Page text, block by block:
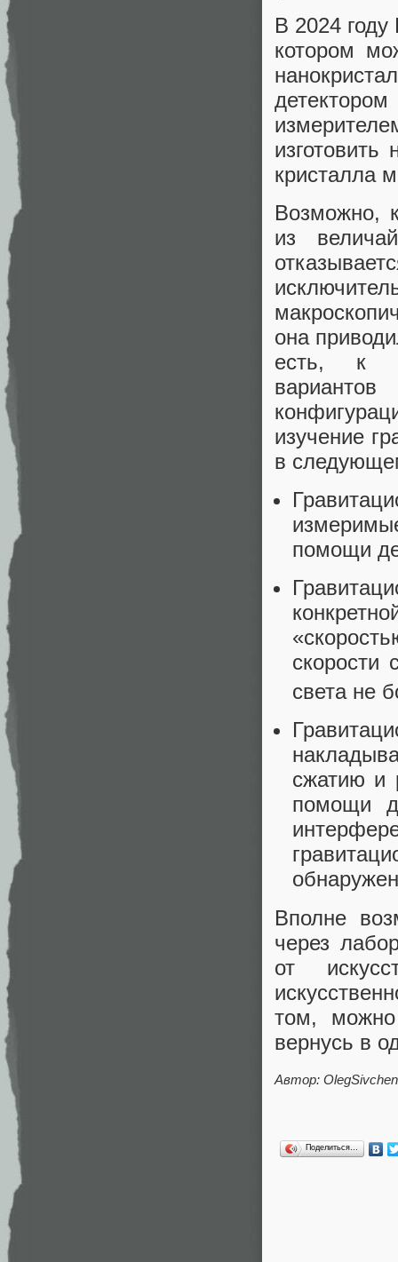
В 2024
котором
кристалла
Возможно,
из
она
есть, к
изучение
в
помощи
скорости
света не
сжатию и
помощи
Вполне
через
от
том, можно
вернусь в
Автор:
Поделиться…